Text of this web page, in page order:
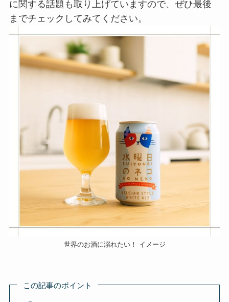
に関する話題も取り上げていますので、ぜひ最後
までチェックしてみてください。
世界のお酒に溺れたい！ イメージ
この記事のポイント